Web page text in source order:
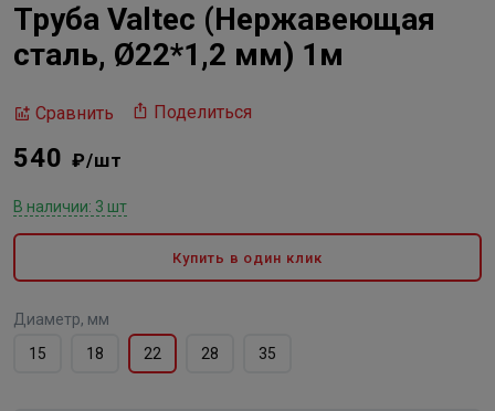
Труба Valtec (Нержавеющая
сталь, Ø22*1,2 мм) 1м
Сравнить Поделиться
540 ₽/шт
В наличии: 3 шт
Купить в один клик
Диаметр, мм
15
18 22 28 35